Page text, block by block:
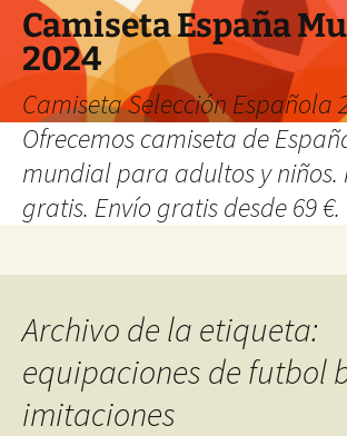
Camiseta España
2024
Camiseta Selección Española
Ofrecemos camiseta de
mundial para adultos y niños.
gratis. Envío gratis desde 69 €.
Archivo de la etiqueta:
equipaciones de futbol
imitaciones